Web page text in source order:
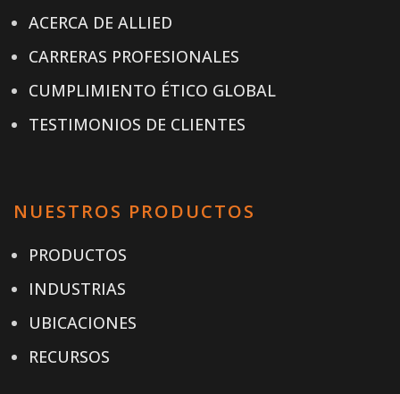
ACERCA DE ALLIED
CARRERAS PROFESIONALES
CUMPLIMIENTO ÉTICO GLOBAL
TESTIMONIOS DE CLIENTES
NUESTROS PRODUCTOS
PRODUCTOS
INDUSTRIAS
UBICACIONES
RECURSOS